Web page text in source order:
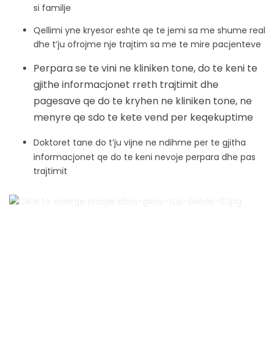
si familje
Qellimi yne kryesor eshte qe te jemi sa me shume real
dhe t’ju ofrojme nje trajtim sa me te mire pacjenteve
Perpara se te vini ne kliniken tone, do te keni te
gjithe informacjonet rreth trajtimit dhe
pagesave qe do te kryhen ne kliniken tone, ne
menyre qe sdo te kete vend per keqekuptime
Doktoret tane do t’ju vijne ne ndihme per te gjitha
informacjonet qe do te keni nevoje perpara dhe pas
trajtimit